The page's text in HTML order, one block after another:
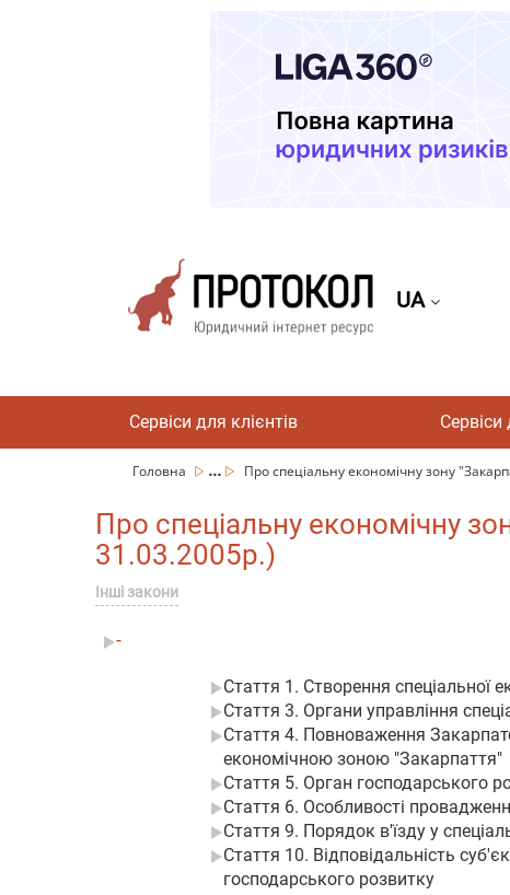
UA
Сервіси для клієнтів
Головна ... Про спеціальну економічну зону
Про спеціальну економічну
31.03.2005р.)
Інші закони
-
Стаття 1. Створення спеціальної
Стаття 3. Органи управління
Стаття 4. Повноваження
економічною зоною "Закарпаття"
Стаття 5. Орган господарського
Стаття 6. Особливості
Стаття 9. Порядок в'їзду у
Стаття 10. Відповідальність
господарського розвитку